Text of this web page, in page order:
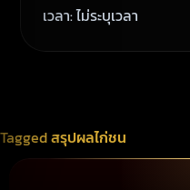
เวลา: ไม่ระบุเวลา
Taggedสรุปผลไก่ชน